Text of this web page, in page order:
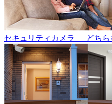
セキュリティカメラ — どちら